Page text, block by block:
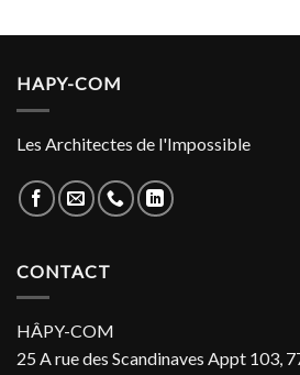
HAPY-COM
Les Architectes de l'Impossible
CONTACT
HÂPY-COM
25 A rue des Scandinaves Appt 103,